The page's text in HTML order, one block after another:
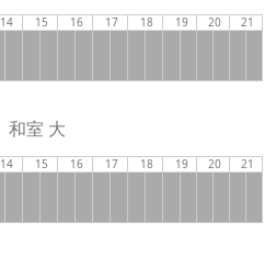
14 15 16 17 18 19 20 21
和室 大
14 15 16 17 18 19 20 21